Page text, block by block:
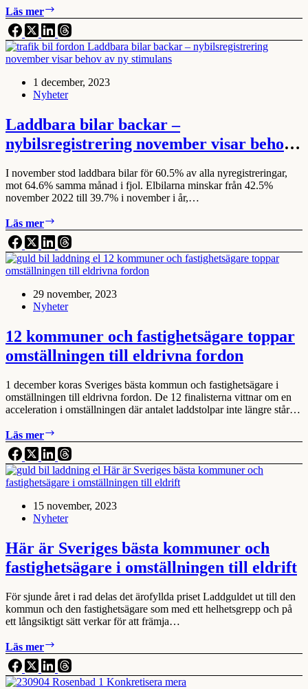
Läs mer
vill
köra
fossilfritt
men
försvårar
–
2023
sammanställd
av
sekretariatet
1 december, 2023
Nyheter
Laddbara bilar backar –
nybilsregistrering november visar behov
I november stod laddbara bilar för 60.5% av alla nyregistreringar,
mot 64.6% samma månad i fjol. Elbilarna minskar från 42.5%
november 2022 till 39.7% i november i år,…
Läs mer
bilar
backar
–
nybilsregistrering
visar
behov
ny
stimulans
29 november, 2023
Nyheter
12 kommuner och fastighetsägare toppar
omställningen till eldrivna fordon
1 december koras Sveriges bästa kommun och fastighetsägare i
omställningen till eldrivna fordon. De 12 finalisterna vittnar om en
acceleration i omställningen där antalet laddstolpar inte längre står…
Läs mer
kommuner
och
fastighetsägare
toppar
till
eldrivna
15 november, 2023
Nyheter
Här är Sveriges bästa kommuner och
fastighetsägare i omställningen till eldrift
För sjunde året i rad delas det ärofyllda priset Laddguldet ut till den
kommun och den fastighetsägare som med ett helhetsgrepp och på
ett långsiktigt sätt verkar för att främja…
Läs mer
är
Sveriges
bästa